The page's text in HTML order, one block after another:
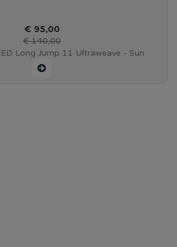
€ 95,00
€ 140,00
Long Jump 11 Ultraweave - Sun
Glow-PUMA Black - 379098 01